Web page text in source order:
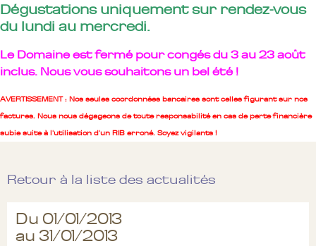
Dégustations uniquement sur rendez-vous
du lundi au mercredi.
Le Domaine est fermé pour congés du 3 au 23 août
inclus. Nous vous souhaitons un bel été !
AVERTISSEMENT : Nos seules coordonnées bancaires sont celles figurant sur nos
factures. Nous nous dégageons de toute responsabilité en cas de perte financière
subie suite à l'utilisation d'un RIB erroné. Soyez vigilants !
Retour à la liste des actualités
Du 01/01/2013
au 31/01/2013